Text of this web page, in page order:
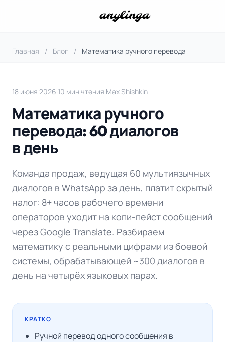
Главная / Блог / Математика ручного перевода
18 июня 2026·10 мин чтения·Max Shishkin
Математика ручного
перевода: 60 диалогов
в день
Команда продаж, ведущая 60 мультиязычных
диалогов в WhatsApp за день, платит скрытый
налог: 8+ часов рабочего времени
операторов уходит на копи-пейст сообщений
через Google Translate. Разбираем
математику с реальными цифрами из боевой
системы, обрабатывающей ~300 диалогов в
день на четырёх языковых парах.
КРАТКО
Ручной перевод одного сообщения в